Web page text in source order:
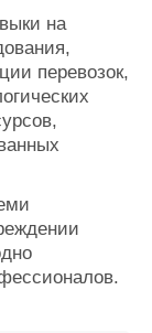
на
перевозок,